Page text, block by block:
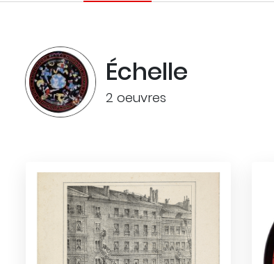
Échelle
2 oeuvres